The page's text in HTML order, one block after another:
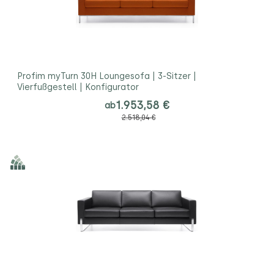
Profim myTurn 30H Loungesofa | 3-Sitzer |
Vierfußgestell | Konfigurator
ab1.953,58 €
2.518,04 €